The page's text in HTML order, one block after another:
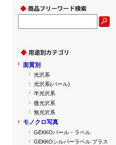
面質別
光沢系
光沢系(パール)
半光沢系
微光沢系
無光沢系
モノクロ写真
GEKKOパール・ラベル
GEKKOシルバーラベル プラス